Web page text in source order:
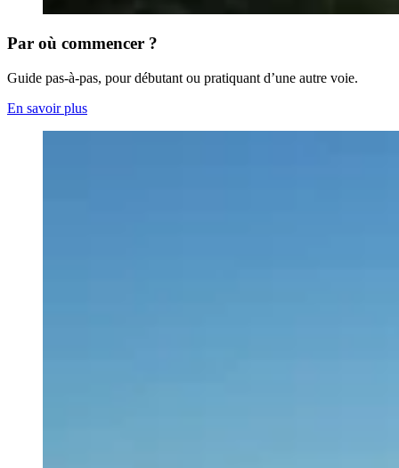
Par où commencer ?
Guide pas-à-pas, pour débutant ou pratiquant d’une autre voie.
En savoir plus